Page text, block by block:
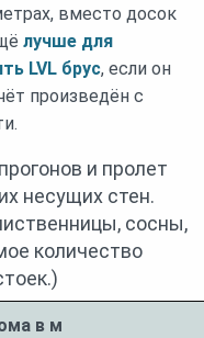
вместо досок
лучше для
LVL брус, если он
произведён с
и пролет
несущих стен.
сосны,
количество
в м